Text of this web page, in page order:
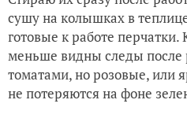
сушу на колышках в
готовые к работе
меньше видны следы после
томатами, но розовые, или
не потеряются на фоне